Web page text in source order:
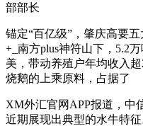
部部长
锚定“百亿级”，肇庆高要
+_南方plus神符山下，5.2
美，带动养殖户年均收入
烧鹅的上乘原料，占据了
XM外汇官网APP报道，中
近期展现出典型的水牛特